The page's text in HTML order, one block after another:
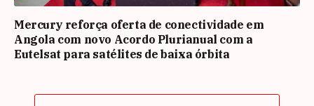
Mercury reforça oferta de conectividade em
Angola com novo Acordo Plurianual com a
Eutelsat para satélites de baixa órbita